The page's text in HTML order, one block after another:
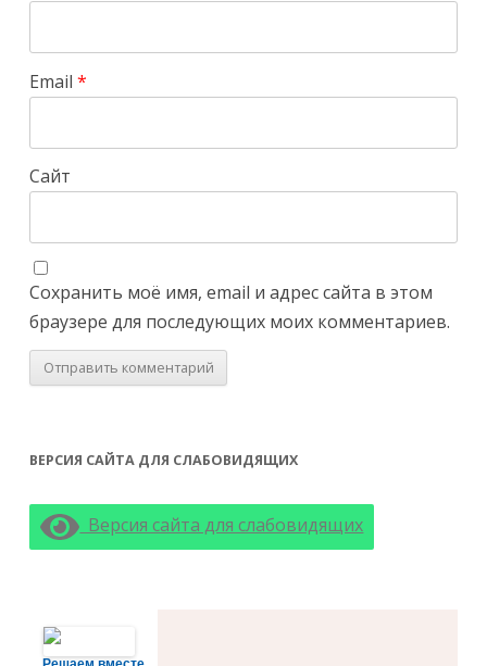
Email*
Сайт
Сохранить моё имя, email и адрес сайта в этом
браузере для последующих моих комментариев.
ВЕРСИЯ САЙТА ДЛЯ СЛАБОВИДЯЩИХ
Версия сайта для слабовидящих